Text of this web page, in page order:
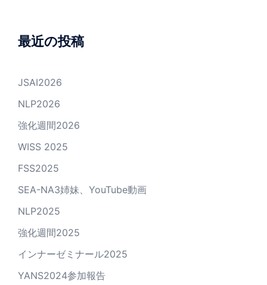
最近の投稿
JSAI2026
NLP2026
強化週間2026
WISS 2025
FSS2025
SEA-NA3姉妹、YouTube動画
NLP2025
強化週間2025
インナーゼミナール2025
YANS2024参加報告